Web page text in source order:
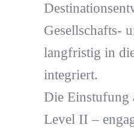
Gesellschafts-
langfristig in
integriert.
Die Einstufung
Level II –